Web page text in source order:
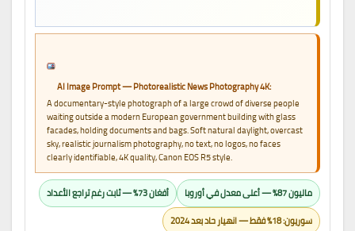
AI Image Prompt — Photorealistic News Photography 4K:
A documentary-style photograph of a large crowd of diverse people
waiting outside a modern European government building with glass
facades, holding documents and bags. Soft natural daylight, overcast
sky, realistic journalism photography, no text, no logos, no faces
clearly identifiable, 4K quality, Canon EOS R5 style.
ماليون 87% — أعلى معدل في أوروبا
أفغان 73% — ثابت رغم تراجع الأعداد
سوريون: 18% فقط — انهيار حاد بعد 2024